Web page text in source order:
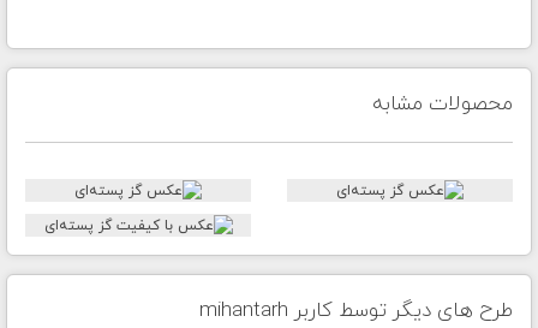
محصولات مشابه
طرح های دیگر توسط کاربر mihantarh